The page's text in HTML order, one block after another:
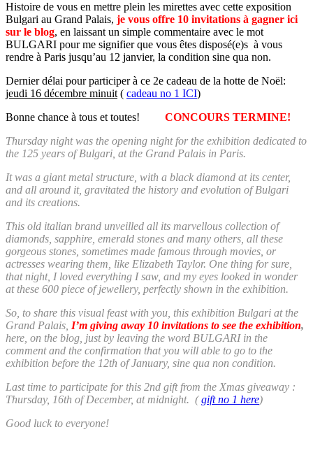
Histoire de vous en mettre plein les mirettes avec cette exposition
Bulgari au Grand Palais, je vous offre 10 invitations à gagner ici
sur le blog, en laissant un simple commentaire avec le mot
BULGARI pour me signifier que vous êtes disposé(e)s à vous
rendre à Paris jusqu’au 12 janvier, la condition sine qua non.
Dernier délai pour participer à ce 2e cadeau de la hotte de Noël:
jeudi 16 décembre minuit ( cadeau no 1 ICI)
Bonne chance à tous et toutes! CONCOURS TERMINE!
Thursday night was the opening night for the exhibition dedicated to
the 125 years of Bulgari, at the Grand Palais in Paris.
It was a giant metal structure, with a black diamond at its center,
and all around it, gravitated the history and evolution of Bulgari
and its creations.
This old italian brand unveilled all its marvellous collection of
diamonds, sapphire, emerald stones and many others, all these
gorgeous stones, sometimes made famous through movies, or
actresses wearing them, like Elizabeth Taylor. One thing for sure,
that night, I loved everything I saw, and my eyes looked in wonder
at these 600 piece of jewellery, perfectly shown in the exhibition.
So, to share this visual feast with you, this exhibition Bulgari at the
Grand Palais, I’m giving away 10 invitations to see the exhibition,
here, on the blog, just by leaving the word BULGARI in the
comment and the confirmation that you will able to go to the
exhibition before the 12th of January, sine qua non condition.
Last time to participate for this 2nd gift from the Xmas giveaway :
Thursday, 16th of December, at midnight. (gift no 1 here)
Good luck to everyone!